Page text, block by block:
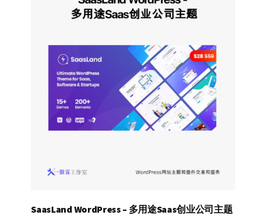
SaasLand WordPress – 多用途Saas创业公司主题